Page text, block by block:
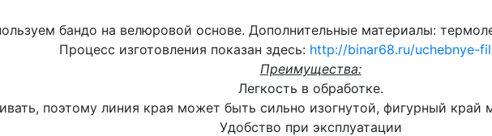
бандо на велюровой основе. Дополнительные материалы:
Процесс изготовления показан здесь: http://binar68.ru/uchebnye-
Преимущества:
Легкость в обработке.
поэтому линия края может быть сильно изогнутой, фигурный
Удобство при эксплуатации